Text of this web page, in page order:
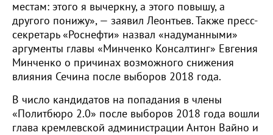
местам: этого я вычеркну, а этого повышу, а
другого понижу», — заявил Леонтьев. Также пресс-
секретарь «Роснефти» назвал «надуманными»
аргументы главы «Минченко Консалтинг» Евгения
Минченко о причинах возможного снижения
влияния Сечина после выборов 2018 года.
В число кандидатов на попадания в члены
«Политбюро 2.0» после выборов 2018 года вошли
глава кремлевской администрации Антон Вайно и